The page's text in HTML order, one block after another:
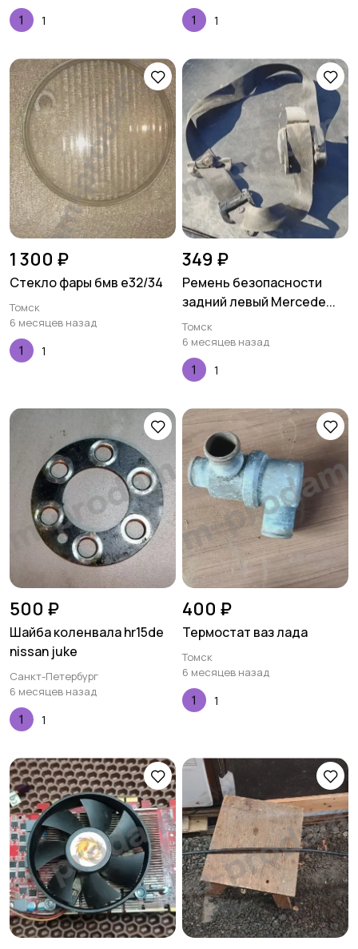
1 1
1 300 ₽
Стекло фары бмв е32/34
Томск
6 месяцев назад
1
349 ₽
Ремень безопасности
задний левый Mercede...
Томск
6 месяцев назад
1
500 ₽
Шайба коленвала hr15de
nissan juke
Санкт-Петербург
6 месяцев назад
1
400 ₽
Термостат ваз лада
Томск
6 месяцев назад
1